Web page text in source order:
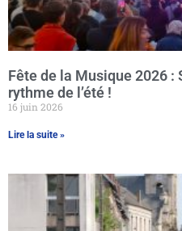
Fête de la Musique 2026 :
rythme de l’été !
16 juin 2026
Lire la suite »